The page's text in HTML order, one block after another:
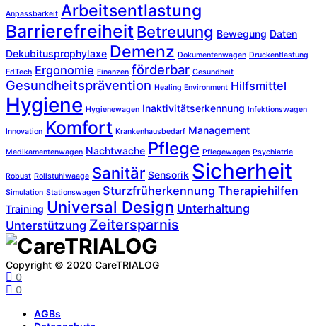
Anpassbarkeit Arbeitsentlastung
BarrierefreiheitBetreuung Bewegung Daten
Dekubitusprophylaxe Demenz Dokumentenwagen Druckentlastung
EdTech Ergonomie Finanzen förderbar Gesundheit
Gesundheitsprävention Healing Environment Hilfsmittel
Hygiene Hygienewagen Inaktivitätserkennung Infektionswagen
Innovation Komfort Krankenhausbedarf Management
Medikamentenwagen Nachtwache Pflege Pflegewagen Psychiatrie
Robust Rollstuhlwaage Sanitär Sensorik Sicherheit
Simulation Stationswagen Sturzfrüherkennung Therapiehilfen
Training Universal Design Unterhaltung
Unterstützung Zeitersparnis
Copyright © 2020 CareTRIALOG
0
0
AGBs